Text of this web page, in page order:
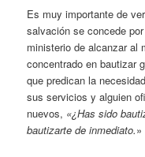
Es muy importante de
salvación se concede
ministerio de alcanzar al
concentrado en bautizar
que predican la
sus servicios y alguien
nuevos, «¿Has sido
bautizarte de inmediato.»